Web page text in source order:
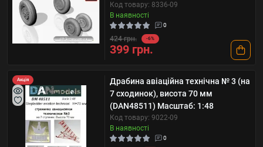
Код товару: 8336-09
В наявності
0
424 грн. -6%
399 грн.
Акція
Драбина авіаційна технічна № 3 (на
7 сходинок), висота 70 мм
(DAN48511) Масштаб: 1:48
Код товару: 9022-09
В наявності
0